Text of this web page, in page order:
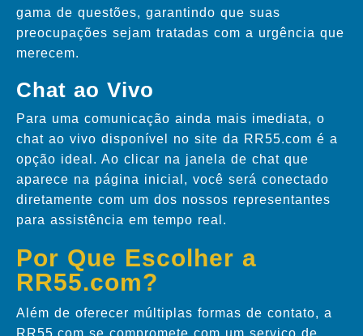
gama de questões, garantindo que suas
preocupações sejam tratadas com a urgência que
merecem.
Chat ao Vivo
Para uma comunicação ainda mais imediata, o
chat ao vivo disponível no site da RR55.com é a
opção ideal. Ao clicar na janela de chat que
aparece na página inicial, você será conectado
diretamente com um dos nossos representantes
para assistência em tempo real.
Por Que Escolher a
RR55.com?
Além de oferecer múltiplas formas de contato, a
RR55.com se compromete com um serviço de